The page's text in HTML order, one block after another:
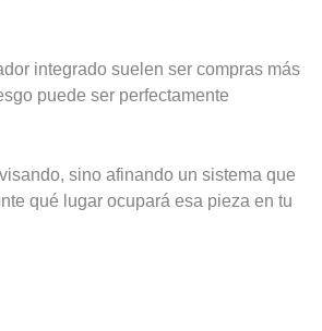
integrado suelen ser compras más
puede ser perfectamente
sino afinando un sistema que
qué lugar ocupará esa pieza en tu